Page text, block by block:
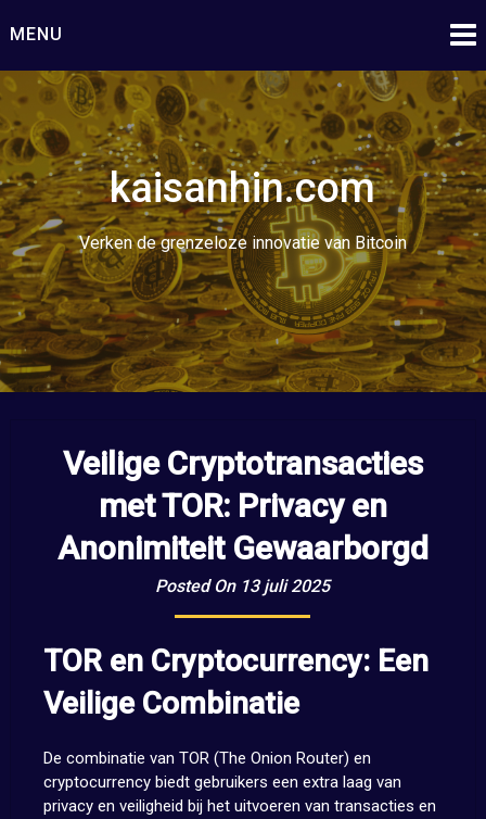
naar
inhoud
MENU
kaisanhin.com
Verken de grenzeloze innovatie van Bitcoin
Veilige Cryptotransacties
met TOR: Privacy en
Anonimiteit Gewaarborgd
Posted On 13 juli 2025
TOR en Cryptocurrency: Een
Veilige Combinatie
De combinatie van TOR (The Onion Router) en
cryptocurrency biedt gebruikers een extra laag van
privacy en veiligheid bij het uitvoeren van transacties en